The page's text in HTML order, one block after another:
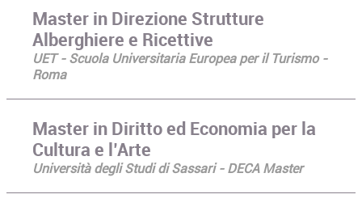
Master in Direzione Strutture
Alberghiere e Ricettive
UET - Scuola Universitaria Europea per il Turismo -
Roma
Master in Diritto ed Economia per la
Cultura e l’Arte
Università degli Studi di Sassari - DECA Master